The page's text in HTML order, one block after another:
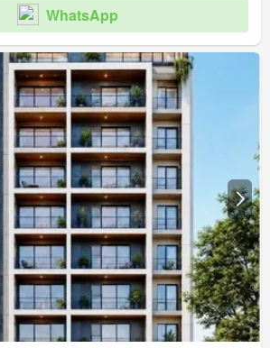
WhatsApp